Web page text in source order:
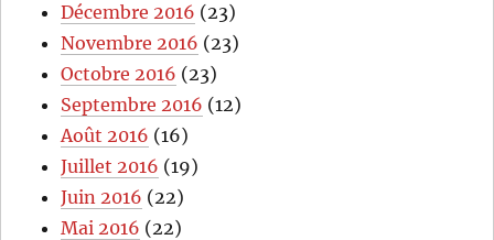
Décembre 2016 (23)
Novembre 2016 (23)
Octobre 2016 (23)
Septembre 2016 (12)
Août 2016 (16)
Juillet 2016 (19)
Juin 2016 (22)
Mai 2016 (22)